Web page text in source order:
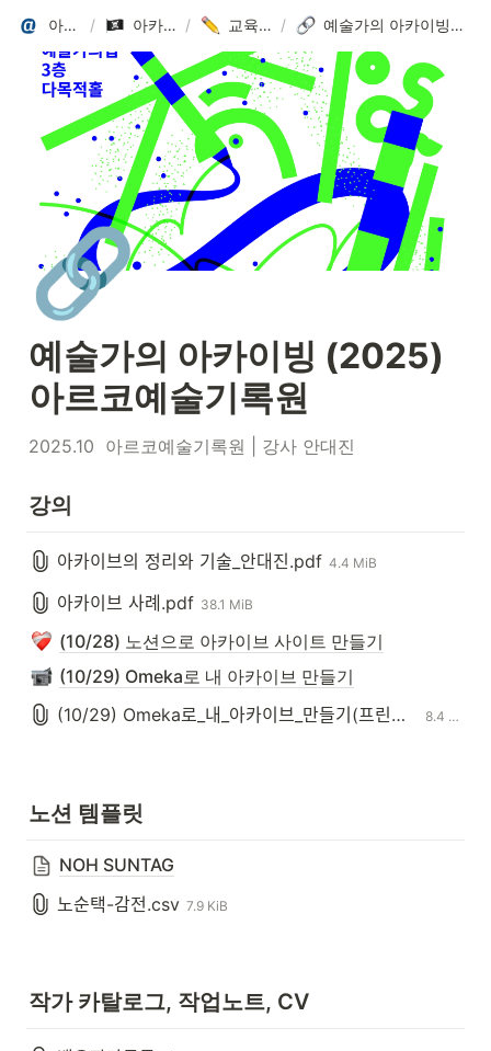
아카이브랩 / 아카이브 툴킷 / 교육 프로그램 / 예술가의 아카이빙 (2025) 아르코예술기록원
🔗
예술가의 아카이빙 (2025)
아르코예술기록원
2025.10  아르코예술기록원 | 강사 안대진
강의
아카이브의 정리와 기술_안대진.pdf 4.4 MiB
아카이브 사례.pdf 38.1 MiB
(10/28) 노션으로 아카이브 사이트 만들기
(10/29) Omeka로 내 아카이브 만들기
(10/29) Omeka로_내_아카이브_만들기(프린트용).pdf
8.4 MB
노션 템플릿
NOH SUNTAG
노순택-감전.csv 7.9 KiB
작가 카탈로그, 작업노트, CV